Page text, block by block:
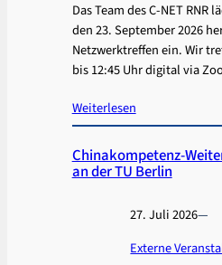
Das Team des C-NET
den 23. September 2026
Netzwerktreffen ein. Wir
bis 12:45 Uhr digital via
Weiterlesen
Chinakompetenz-
an der TU Berlin
27. Juli 2026—
Externe